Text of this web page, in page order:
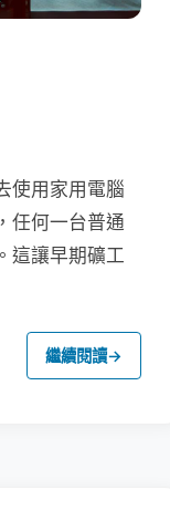
使用家用電腦
任何一台普通
這讓早期礦工
繼續閱讀→